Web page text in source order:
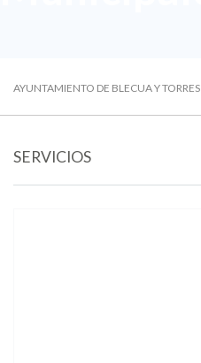
AYUNTAMIENTO DE BLECUA Y TORRES
SERVICIOS